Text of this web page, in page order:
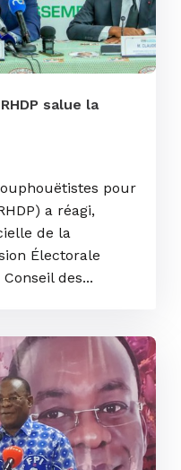
salue la
pour
a réagi,
de la
Électorale
des...